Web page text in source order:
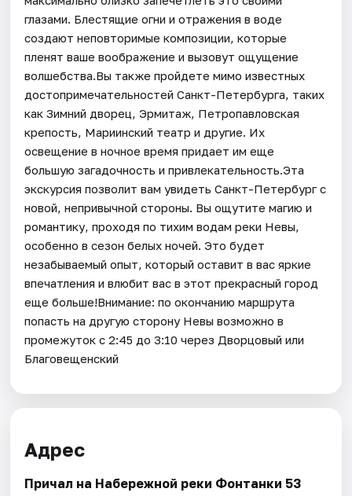
глазами. Блестящие огни и отражения в воде
создают неповторимые композиции, которые
пленят ваше воображение и вызовут ощущение
волшебства.Вы также пройдете мимо известных
достопримечательностей Санкт-Петербурга, таких
как Зимний дворец, Эрмитаж, Петропавловская
крепость, Мариинский театр и другие. Их
освещение в ночное время придает им еще
большую загадочность и привлекательность.Эта
экскурсия позволит вам увидеть Санкт-Петербург с
новой, непривычной стороны. Вы ощутите магию и
романтику, проходя по тихим водам реки Невы,
особенно в сезон белых ночей. Это будет
незабываемый опыт, который оставит в вас яркие
впечатления и влюбит вас в этот прекрасный город
еще больше!Внимание: по окончанию маршрута
попасть на другую сторону Невы возможно в
промежуток с 2:45 до 3:10 через Дворцовый или
Благовещенский
Адрес
Причал на Набережной реки Фонтанки 53